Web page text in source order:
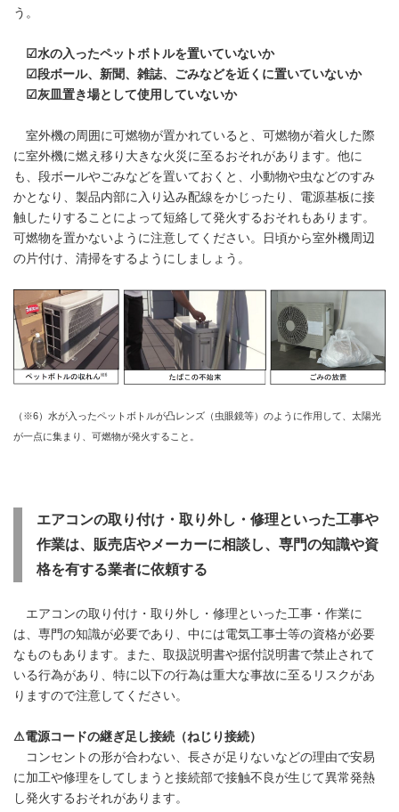
う。
☑水の入ったペットボトルを置いていないか
☑段ボール、新聞、雑誌、ごみなどを近くに置いていないか
☑灰皿置き場として使用していないか
室外機の周囲に可燃物が置かれていると、可燃物が着火した際
に室外機に燃え移り大きな火災に至るおそれがあります。他に
も、段ボールやごみなどを置いておくと、小動物や虫などのすみ
かとなり、製品内部に入り込み配線をかじったり、電源基板に接
触したりすることによって短絡して発火するおそれもあります。
可燃物を置かないように注意してください。日頃から室外機周辺
の片付け、清掃をするようにしましょう。
（※6）水が入ったペットボトルが凸レンズ（虫眼鏡等）のように作用して、太陽光
が一点に集まり、可燃物が発火すること。
エアコンの取り付け・取り外し・修理といった工事や
作業は、販売店やメーカーに相談し、専門の知識や資
格を有する業者に依頼する
エアコンの取り付け・取り外し・修理といった工事・作業に
は、専門の知識が必要であり、中には電気工事士等の資格が必要
なものもあります。また、取扱説明書や据付説明書で禁止されて
いる行為があり、特に以下の行為は重大な事故に至るリスクがあ
りますので注意してください。
⚠電源コードの継ぎ足し接続（ねじり接続）
コンセントの形が合わない、長さが足りないなどの理由で安易
に加工や修理をしてしまうと接続部で接触不良が生じて異常発熱
し発火するおそれがあります。